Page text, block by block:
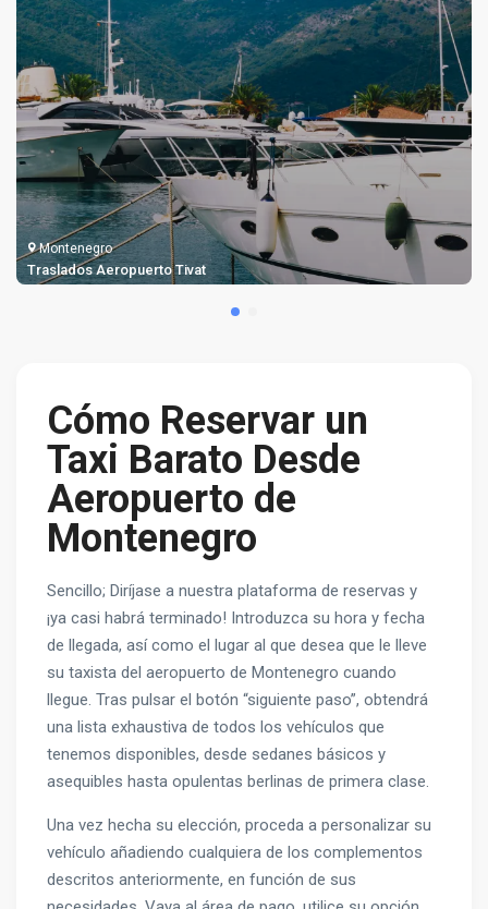
Montenegro
Traslados Aeropuerto Tivat
Cómo Reservar un
Taxi Barato Desde
Aeropuerto de
Montenegro
Sencillo; Diríjase a nuestra plataforma de reservas y
¡ya casi habrá terminado! Introduzca su hora y fecha
de llegada, así como el lugar al que desea que le lleve
su taxista del aeropuerto de Montenegro cuando
llegue. Tras pulsar el botón “siguiente paso”, obtendrá
una lista exhaustiva de todos los vehículos que
tenemos disponibles, desde sedanes básicos y
asequibles hasta opulentas berlinas de primera clase.
Una vez hecha su elección, proceda a personalizar su
vehículo añadiendo cualquiera de los complementos
descritos anteriormente, en función de sus